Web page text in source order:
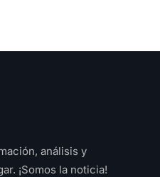
análisis y
¡Somos la noticia!